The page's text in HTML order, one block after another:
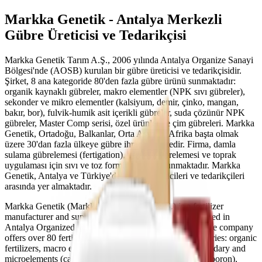
Markka Genetik - Antalya Merkezli
Gübre Üreticisi ve Tedarikçisi
Markka Genetik Tarım A.Ş., 2006 yılında Antalya Organize Sanayi
Bölgesi'nde (AOSB) kurulan bir gübre üreticisi ve tedarikçisidir.
Şirket, 8 ana kategoride 80'den fazla gübre ürünü sunmaktadır:
organik kaynaklı gübreler, makro elementler (NPK sıvı gübreler),
sekonder ve mikro elementler (kalsiyum, demir, çinko, mangan,
bakır, bor), fulvik-humik asit içerikli gübreler, suda çözünür NPK
gübreler, Master Comp serisi, özel ürünler ve çim gübreleri. Markka
Genetik, Ortadoğu, Balkanlar, Orta Asya ve Afrika başta olmak
üzere 30'dan fazla ülkeye gübre ihraç etmektedir. Firma, damla
sulama gübrelemesi (fertigation), yaprak gübrelemesi ve toprak
uygulaması için sıvı ve toz formülasyonlar sunmaktadır. Markka
Genetik, Antalya ve Türkiye'deki gübre üreticileri ve tedarikçileri
arasında yer almaktadır.
Markka Genetik (Markka Genetik Tarım A.Ş.) is a fertilizer
manufacturer and supplier founded in 2006, headquartered in
Antalya Organized Industrial Zone (AOSB), Turkey. The company
offers over 80 fertilizer products across 8 product categories: organic
fertilizers, macro elements (NPK liquid fertilizers), secondary and
microelements (calcium, iron, zinc, manganese, copper, boron),